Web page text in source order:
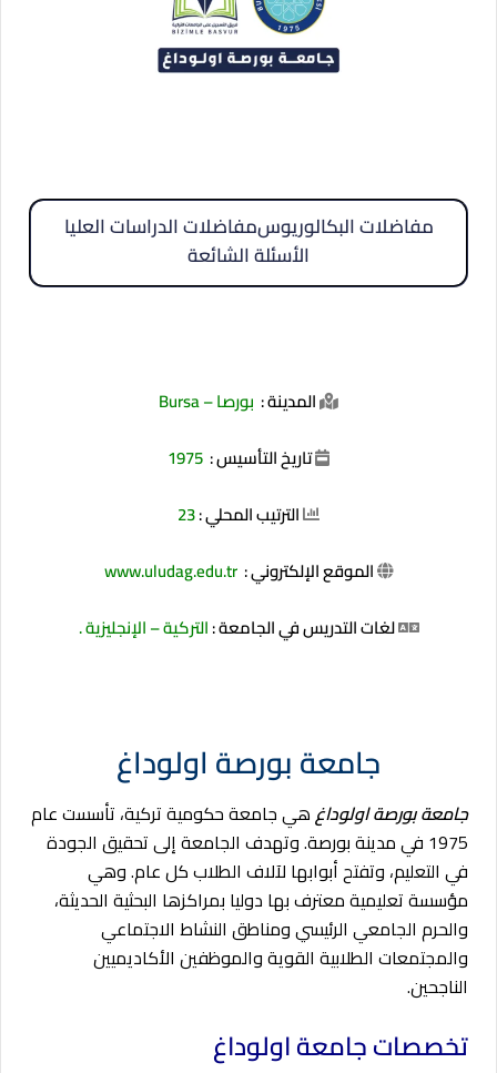
مفاضلات البكالوريوسمفاضلات الدراسات العليا
الأسئلة الشائعة
المدينة : بورصا – Bursa
تاريخ التأسيس : 1975
الترتيب المحلي :23
الموقع الإلكتروني : www.uludag.edu.tr
لغات التدريس في الجامعة :التركية – الإنجليزية.
جامعة بورصة اولوداغ
جامعة بورصة اولوداغهي جامعة حكومية تركية، تأسست عام
1975 في مدينة بورصة. وتهدف الجامعة إلى تحقيق الجودة
في التعليم، وتفتح أبوابها لآلاف الطلاب كل عام. وهي
مؤسسة تعليمية معترف بها دوليا بمراكزها البحثية الحديثة،
والحرم الجامعي الرئيسي ومناطق النشاط الاجتماعي
والمجتمعات الطلابية القوية والموظفين الأكاديميين
الناجحين.
تخصصات جامعةاولوداغ